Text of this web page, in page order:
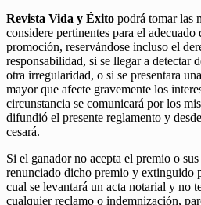
Revista Vida y Éxito podrá tomar las
considere pertinentes para el
promoción, reservándose incluso el
responsabilidad, si se llegar a detectar
otra irregularidad, o si se presentara
mayor que afecte gravemente los
circunstancia se comunicará por los
difundió el presente reglamento y
cesará.
Si el ganador no acepta el premio o
renunciado dicho premio y extinguido
cual se levantará un acta notarial y no
cualquier reclamo o indemnización,